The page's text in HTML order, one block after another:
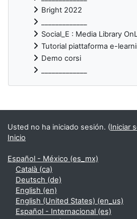
Bright 2022
Social_E : Media Library
Tutorial piattaforma e-
Demo corsi
Bloques suplementarios
Usted no ha iniciado sesión. (Iniciar
Inicio
Español - México ‎(es_mx)‎
Català ‎(ca)‎
Deutsch ‎(de)‎
English ‎(en)‎
English (United States) ‎(en_us)‎
Español - Internacional ‎(es)‎